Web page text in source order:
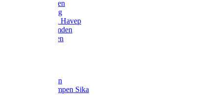
Werkbroeken
Zaagkleding
Werkjassen Havep
Thermohemden
Overhemden
Werksokken
Schoenklompen Sika